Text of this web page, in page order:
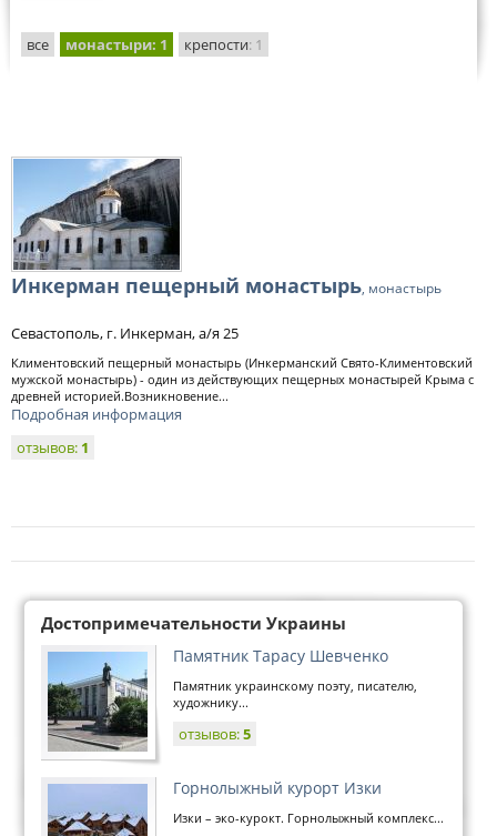
все монастыри: 1 крепости: 1
Инкерман пещерный монастырь, монастырь
Севастополь, г. Инкерман, а/я 25
Климентовский пещерный монастырь (Инкерманский Свято-Климентовский
мужской монастырь) - один из действующих пещерных монастырей Крыма с
древней историей.Возникновение...
Подробная информация
отзывов: 1
Достопримечательности Украины
Памятник Тарасу Шевченко
Памятник украинскому поэту, писателю,
художнику...
отзывов:5
Горнолыжный курорт Изки
Изки – эко-курокт. Горнолыжный комплекс...